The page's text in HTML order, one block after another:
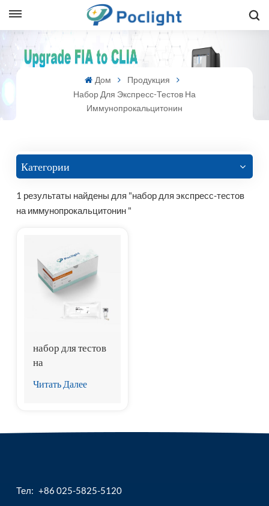
Дом
Продукция
Набор Для Экспресс-Тестов На
Иммунопрокальцитонин
Категории
1 результаты найдены для "набор для экспресс-тестов
на иммунопрокальцитонин "
набор для тестов
на
(PCT)
Читать Далее
Тел: +86 025-5825-5120